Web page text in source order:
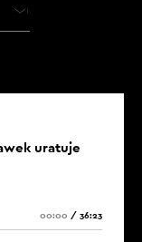
uratuje
00:00 / 36:23